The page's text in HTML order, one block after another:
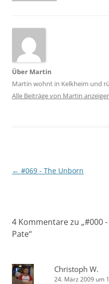
Über Martin
Martin wohnt in Kelkheim und
Alle Beiträge von Martin
Beitragsnavigation
← #069 - The Unborn
4 Kommentare zu „#000
Pate“
Christoph W.
24. März 2009 um